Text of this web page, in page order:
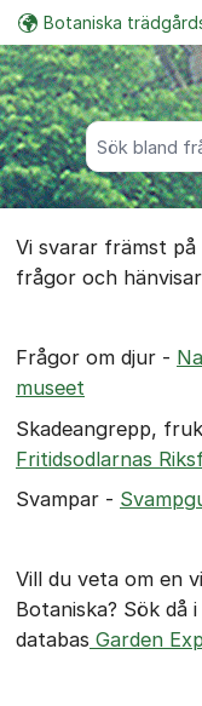
Sök bland
Botaniska
oss på YouTube
kommentaren
för inlägg/
för inlägg/
Vi svarar främst
frågor och
Frågor om djur -
museet
Skadeangrepp,
Fritidsodlarnas
Svampar -
Vill du veta om en
Botaniska? Sök då
databas Garden